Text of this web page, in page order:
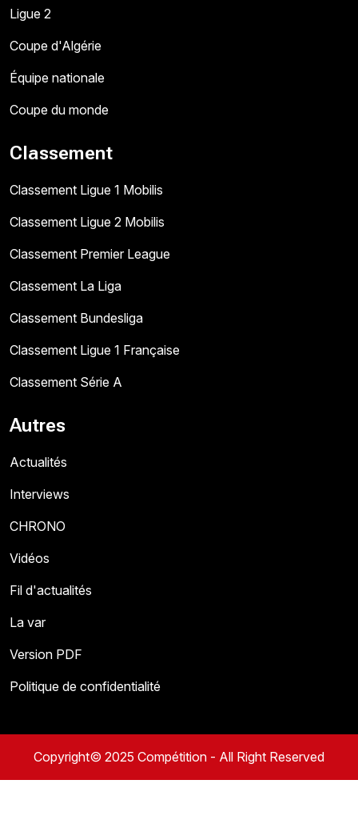
Ligue 2
Coupe d'Algérie
Équipe nationale
Coupe du monde
Classement
Classement Ligue 1 Mobilis
Classement Ligue 2 Mobilis
Classement Premier League
Classement La Liga
Classement Bundesliga
Classement Ligue 1 Française
Classement Série A
Autres
Actualités
Interviews
CHRONO
Vidéos
Fil d'actualités
La var
Version PDF
Politique de confidentialité
Copyright© 2025 Compétition - All Right Reserved